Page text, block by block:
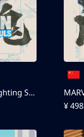
MARVEL Tōkon: Fighting Souls
¥ 498